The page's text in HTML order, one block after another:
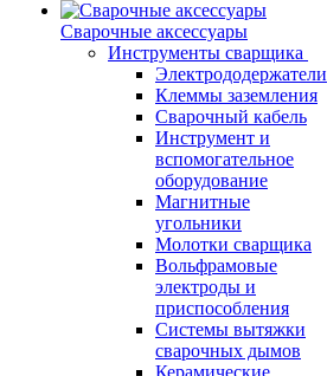
Сварочные аксессуары
Инструменты сварщика
Электрододержатели
Клеммы заземления
Сварочный кабель
Инструмент и
вспомогательное
оборудование
Магнитные
угольники
Молотки сварщика
Вольфрамовые
электроды и
приспособления
Системы вытяжки
сварочных дымов
Керамические